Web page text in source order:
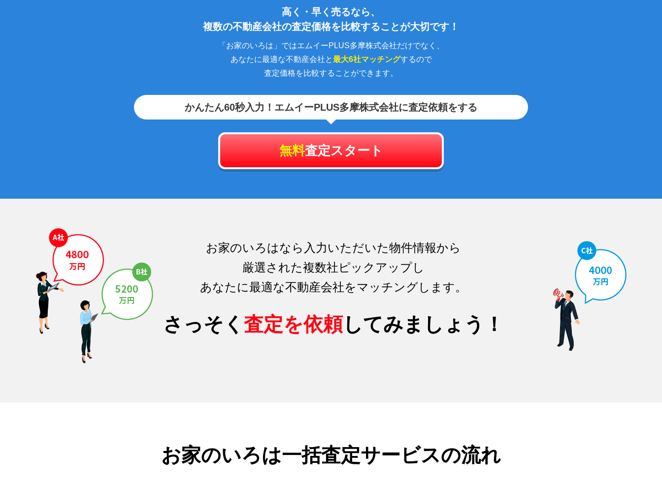
高く・早く売るなら、
複数の不動産会社の査定価格を比較することが大切です！
「お家のいろは」ではエムイーPLUS多摩株式会社だけでなく、
あなたに最適な不動産会社と最大6社マッチングするので
査定価格を比較することができます。
かんたん60秒入力！ エムイーPLUS多摩株式会社に査定依頼をする
無料査定スタート
お家のいろはなら入力いただいた物件情報から
厳選された複数社ピックアップし
あなたに最適な不動産会社をマッチングします。
さっそく 査定を依頼してみましょう！
お家のいろは一括査定サービスの流れ